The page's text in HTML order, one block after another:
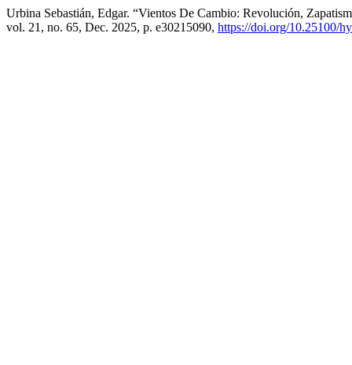
Urbina Sebastián, Edgar. “Vientos De Cambio: Revolución,
vol. 21, no. 65, Dec. 2025, p. e30215090, https://doi.org/10.25100/